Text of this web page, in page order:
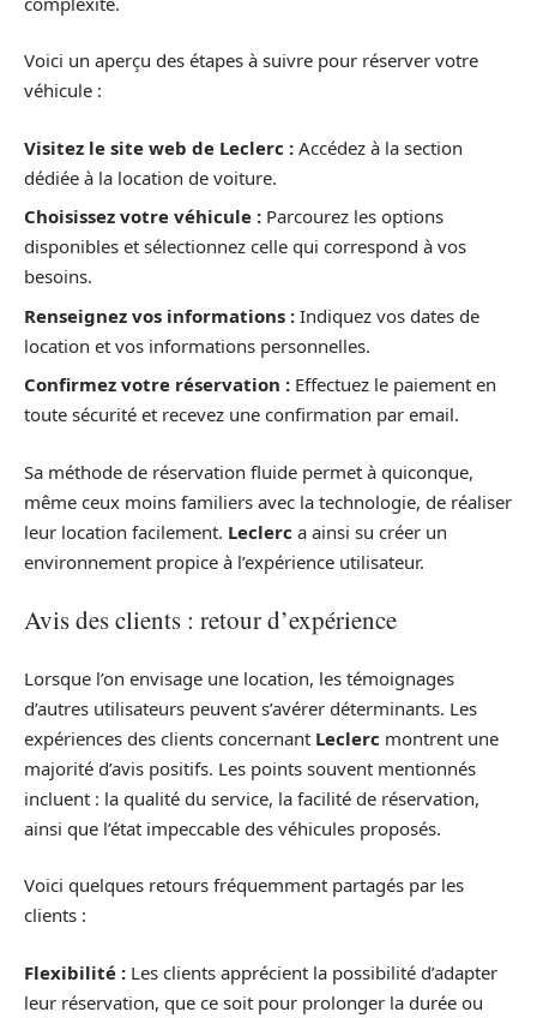
Voici un aperçu des étapes à suivre pour réserver votre
véhicule :
Visitez le site web de Leclerc : Accédez à la section
dédiée à la location de voiture.
Choisissez votre véhicule : Parcourez les options
disponibles et sélectionnez celle qui correspond à vos
besoins.
Renseignez vos informations : Indiquez vos dates de
location et vos informations personnelles.
Confirmez votre réservation : Effectuez le paiement en
toute sécurité et recevez une confirmation par email.
Sa méthode de réservation fluide permet à quiconque,
même ceux moins familiers avec la technologie, de réaliser
leur location facilement. Leclerc a ainsi su créer un
environnement propice à l’expérience utilisateur.
Avis des clients : retour d’expérience
Lorsque l’on envisage une location, les témoignages
d’autres utilisateurs peuvent s’avérer déterminants. Les
expériences des clients concernant Leclerc montrent une
majorité d’avis positifs. Les points souvent mentionnés
incluent : la qualité du service, la facilité de réservation,
ainsi que l’état impeccable des véhicules proposés.
Voici quelques retours fréquemment partagés par les
clients :
Flexibilité : Les clients apprécient la possibilité d’adapter
leur réservation, que ce soit pour prolonger la durée ou